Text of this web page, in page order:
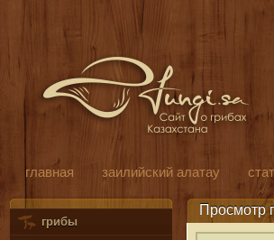
главная заилийский алатау
грибы
Просмотр